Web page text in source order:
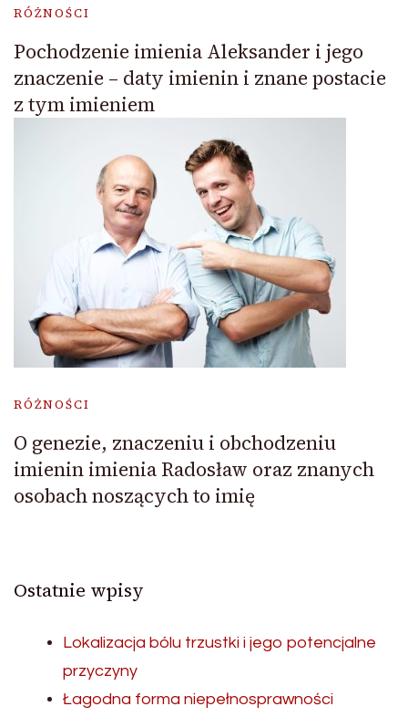
RÓŻNOŚCI
Pochodzenie imienia Aleksander i jego
znaczenie – daty imienin i znane postacie
z tym imieniem
RÓŻNOŚCI
O genezie, znaczeniu i obchodzeniu
imienin imienia Radosław oraz znanych
osobach noszących to imię
Ostatnie wpisy
Lokalizacja bólu trzustki i jego potencjalne
przyczyny
Łagodna forma niepełnosprawności